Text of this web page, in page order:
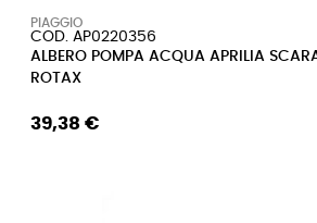
PIAGGIO
COD. AP0220356
ALBERO POMPA ACQUA APRILIA
ROTAX
39,38 €